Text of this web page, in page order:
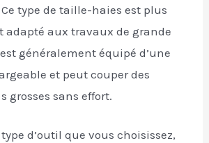
Ce type de taille-haies est plus
adapté aux travaux de grande
généralement équipé d’une
et peut couper des
grosses sans effort.
d’outil que vous choisissez,